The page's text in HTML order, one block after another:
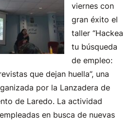
viernes con
gran éxito el
taller “Hackea
tu búsqueda
de empleo:
que dejan huella”, una
por la Lanzadera de
de Laredo. La actividad
en busca de nuevas